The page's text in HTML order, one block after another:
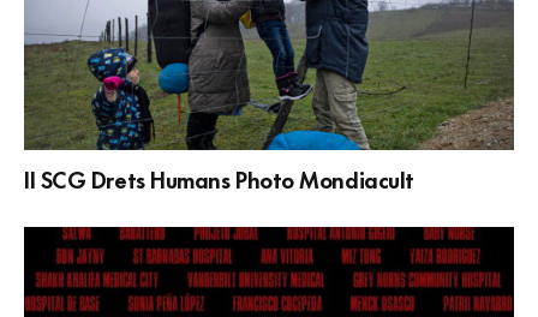
II SCG Drets Humans Photo Mondiacult